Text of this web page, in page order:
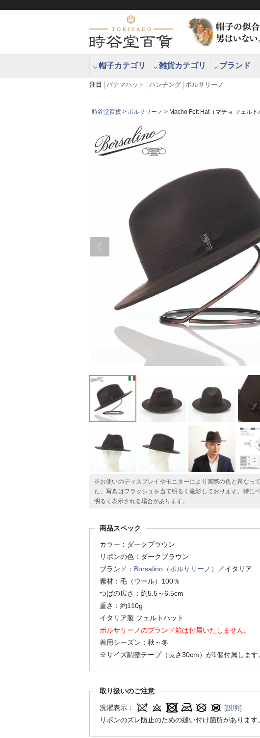
帽子カテゴリ 雑貨カテゴリ ブランド
注目 パナマハット ハンチング ボルサリーノ
時谷堂百貨 ボルサリーノ Macho Felt Hat（マチョ フェル
※お使いのディスプレイやモニターにより実際の色と異なっ
た、写真はフラッシュを当て明るく撮影しております。特に
明るく表示される場合があります。
商品スペック
カラー：ダークブラウン
リボンの色：ダークブラウン
ブランド： Borsalino（ボルサリーノ）
／イタリア
素材：毛（ウール）100％
つばの広さ：約5.5～6.5cm
重さ：約110g
イタリア製 フェルトハット
ボルサリーノのブランド箱は付属いたしません。
着用シーズン：秋～冬
※サイズ調整テープ（長さ30cm）が1個付属します
取り扱いのご注意
洗濯表示：
[説明]
リボンのズレ防止のための縫い付け箇所があります。